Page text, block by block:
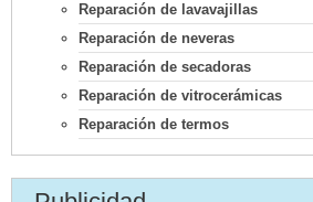
Reparación de lavavajillas
Reparación de neveras
Reparación de secadoras
Reparación de vitrocerámicas
Reparación de termos